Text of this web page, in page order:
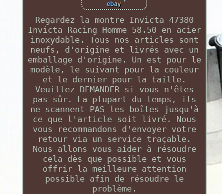
Regardez la montre Invicta 47380
Invicta Racing Homme 58.50 en acier
inoxydable. Tous nos articles sont
neufs, d'origine et livrés avec un
emballage d'origine. Un est pour le
modèle, le suivant pour la couleur
et le dernier pour la taille.
Veuillez DEMANDER si vous n'êtes
pas sûr. La plupart du temps, ils
ne scannent PAS les boîtes jusqu'à
ce que l'article soit livré. Nous
vous recommandons d'envoyer votre
retour via un service traçable.
Nous allons vous aider à résoudre
cela dès que possible et vous
offrir la meilleure attention
possible afin de résoudre le
problème.